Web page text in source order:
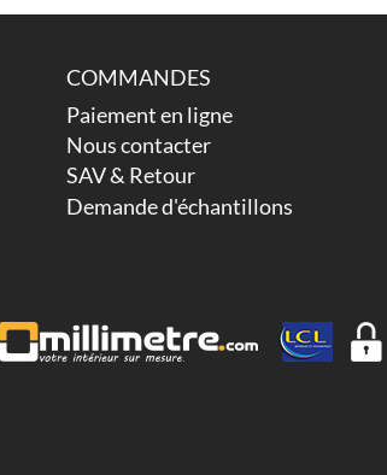
COMMANDES
Paiement en ligne
Nous contacter
SAV & Retour
Demande d'échantillons